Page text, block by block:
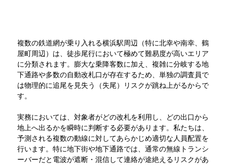
複数の鉄道網が乗り入れる横浜駅周辺（特に北幸や南幸、鶴
屋町周辺）は、徒歩尾行において極めて難易度が高いエリア
に分類されます。膨大な乗降客数に加え、複雑に分岐する地
下通路や多数の自動改札口が存在するため、単独の調査員で
は物理的に追尾を見失う（失尾）リスクが跳ね上がるからで
す。
実務においては、対象者がどの改札を利用し、どの出口から
地上へ出るかを瞬時に判断する必要があります。私たちは、
予測される複数の動線に対してあらかじめ適切な人員配置を
行います。特に地下街や地下通路では、通常の無線トランシ
ーバーだと電波が遮断・混信して連絡が途絶えるリスクがあ